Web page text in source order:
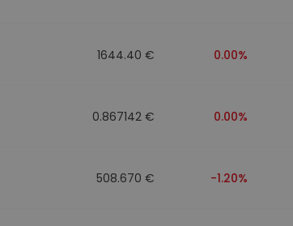
1644.40 € 0.00%
0.867142 € 0.00%
508.670 € -1.20%